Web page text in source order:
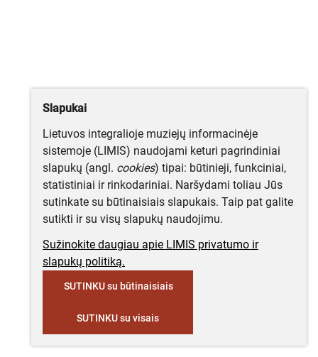
Slapukai
Lietuvos integralioje muziejų informacinėje
sistemoje (LIMIS) naudojami keturi pagrindiniai
slapukų (angl. cookies) tipai: būtinieji, funkciniai,
statistiniai ir rinkodariniai. Naršydami toliau Jūs
sutinkate su būtinaisiais slapukais. Taip pat galite
sutikti ir su visų slapukų naudojimu.
Sužinokite daugiau apie LIMIS privatumo ir
slapukų politiką.
SUTINKU su būtinaisiais
SUTINKU su visais